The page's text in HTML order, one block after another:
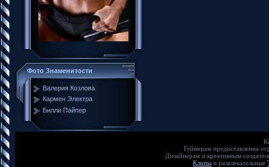
Фото Знаменитости
Валерия Козлова
Кармен Электра
Билли Пайпер
Геймерам предоставленна
Дизайнерам и креативным
Клипы и развлекательные